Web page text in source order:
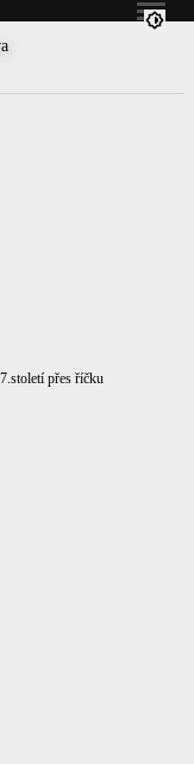
přes říčku